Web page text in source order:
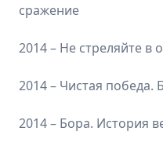
сражение
2014 – Не стреляйте в
2014 – Чистая победа.
2014 – Бора. История